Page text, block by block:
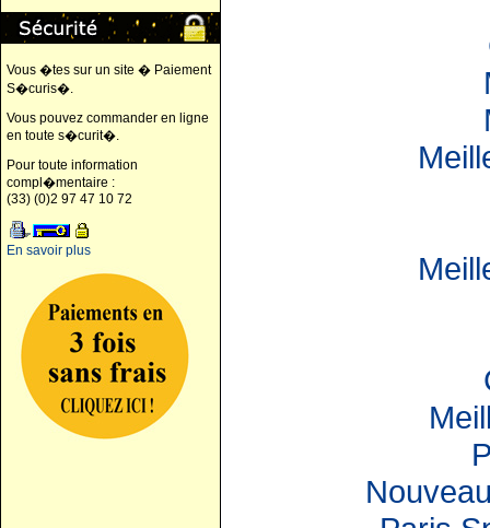
Vous �tes sur un site � Paiement
S�curis�.
Vous pouvez commander en ligne
en toute s�curit�.
Pour toute information
compl�mentaire :
(33) (0)2 97 47 10 72
En savoir plus